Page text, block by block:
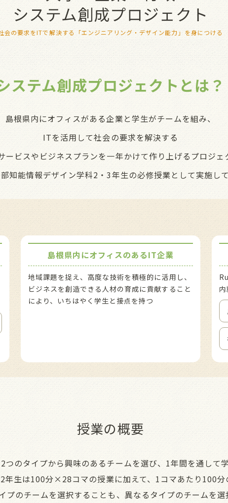
システム創成プロジェクト
会の要求をITで解決する「エンジニアリング・デザイン能⼒」を⾝につける
ステム創成プロジェクトとは？
島根県内にオフィスがある企業と学⽣がチームを組み、
ITを活⽤して社会の要求を解決する
ービスやビジネスプランを⼀年かけて作り上げるプロジェ
知能情報デザイン学科2・3年⽣の必修授業として実施して
島根県内にオフィスのあるIT企業
地域課題を捉え、⾼度な技術を積極的に活⽤し、
ビジネスを創造できる⼈材の育成に貢献すること
により、いちはやく学⽣と接点を持つ
授業の概要
つのタイプから興味のあるチームを選び、1年間を通して学
生は100分×28コマの授業に加えて、1コマあたり100分
プのチームを選択することも、異なるタイプのチームを選